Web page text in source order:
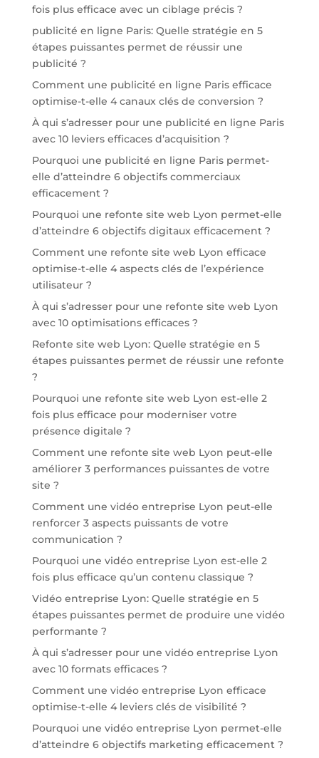
fois plus efficace avec un ciblage précis ?
publicité en ligne Paris: Quelle stratégie en 5
étapes puissantes permet de réussir une
publicité ?
Comment une publicité en ligne Paris efficace
optimise-t-elle 4 canaux clés de conversion ?
À qui s’adresser pour une publicité en ligne Paris
avec 10 leviers efficaces d’acquisition ?
Pourquoi une publicité en ligne Paris permet-
elle d’atteindre 6 objectifs commerciaux
efficacement ?
Pourquoi une refonte site web Lyon permet-elle
d’atteindre 6 objectifs digitaux efficacement ?
Comment une refonte site web Lyon efficace
optimise-t-elle 4 aspects clés de l’expérience
utilisateur ?
À qui s’adresser pour une refonte site web Lyon
avec 10 optimisations efficaces ?
Refonte site web Lyon: Quelle stratégie en 5
étapes puissantes permet de réussir une refonte
?
Pourquoi une refonte site web Lyon est-elle 2
fois plus efficace pour moderniser votre
présence digitale ?
Comment une refonte site web Lyon peut-elle
améliorer 3 performances puissantes de votre
site ?
Comment une vidéo entreprise Lyon peut-elle
renforcer 3 aspects puissants de votre
communication ?
Pourquoi une vidéo entreprise Lyon est-elle 2
fois plus efficace qu’un contenu classique ?
Vidéo entreprise Lyon: Quelle stratégie en 5
étapes puissantes permet de produire une vidéo
performante ?
À qui s’adresser pour une vidéo entreprise Lyon
avec 10 formats efficaces ?
Comment une vidéo entreprise Lyon efficace
optimise-t-elle 4 leviers clés de visibilité ?
Pourquoi une vidéo entreprise Lyon permet-elle
d’atteindre 6 objectifs marketing efficacement ?